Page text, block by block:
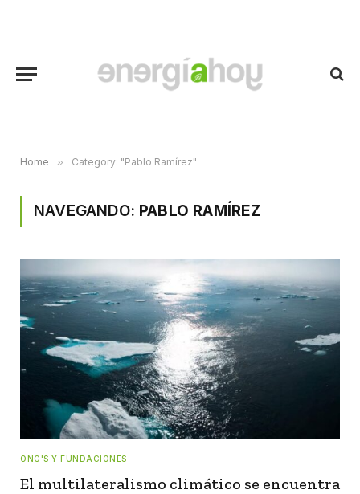
Home » Category: "Pablo Ramírez"
NAVEGANDO: PABLO RAMÍREZ
ONG'S Y FUNDACIONES
El multilateralismo climático se encuentra